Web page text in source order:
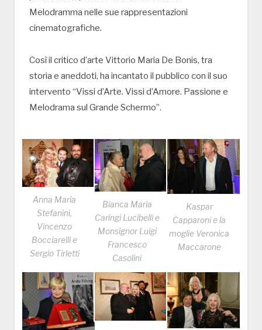
Melodramma nelle sue rappresentazioni
cinematografiche.
Così il critico d’arte Vittorio Maria De Bonis, tra
storia e aneddoti, ha incantato il pubblico con il suo
intervento “Vissi d’Arte. Vissi d’Amore. Passione e
Melodrama sul Grande Schermo”.
Anna Maria
Stefanini,
Vincenzo
Bocciarelli e
Sergio Tirletti
Bianca Maria
Caringi Lucibelli e
Monsignor Luigi
Francesco
Casolini
Kaspar
Capparoni e la
moglie Veronica
Maccarone